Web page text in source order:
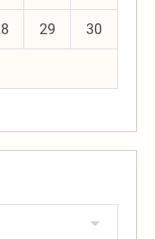
29 30